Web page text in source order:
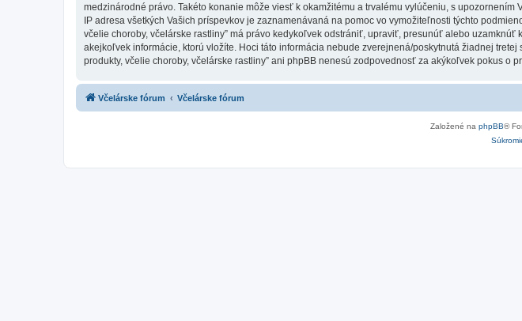
medzinárodné právo. Takéto konanie môže viesť k okamžitému a trvalému vylúčeniu, s
IP adresa všetkých Vašich príspevkov je zaznamenávaná na pomoc vo vymožiteľnosti týchto
včelie choroby, včelárske rastliny” má právo kedykoľvek odstrániť, upraviť, presunúť alebo
akejkoľvek informácie, ktorú vložíte. Hoci táto informácia nebude zverejnená/poskytnutá žiadnej
produkty, včelie choroby, včelárske rastliny” ani phpBB nenesú zodpovednosť za akýkoľvek pokus o
Včelárske fórum Včelárske fórum
Založené na phpBB®